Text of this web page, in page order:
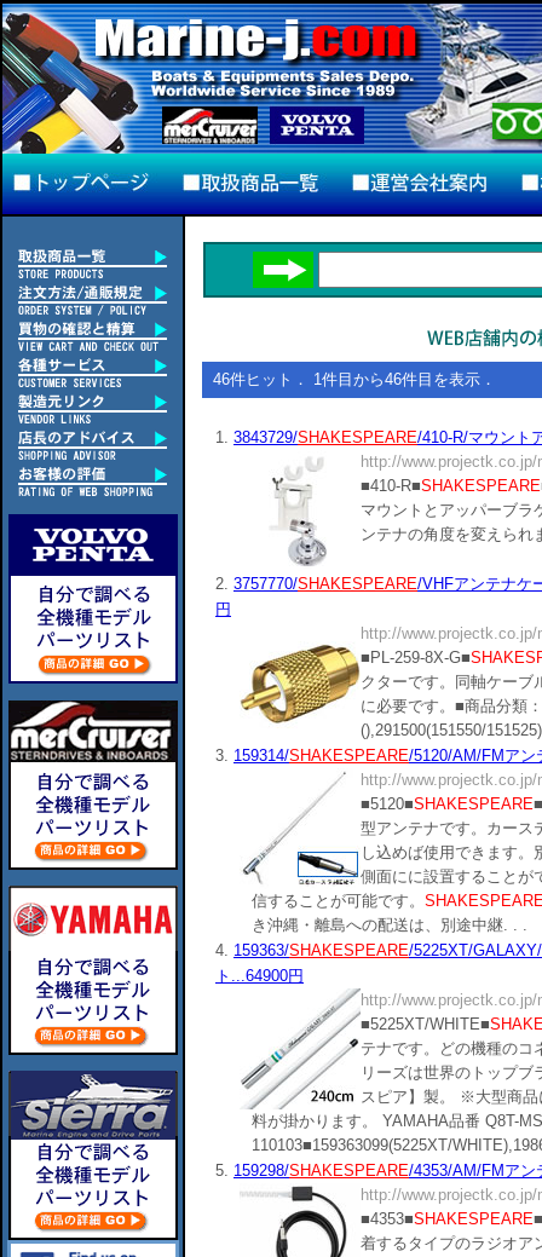
46件ヒット． 1件目から46件目を表示．
1. 3843729/SHAKESPEARE/410-R/マウント
http://
■410-R■SHAKESPEARE
マウントとアッパーブラ
ンテナの角度を変えら
2. 3757770/SHAKESPEARE/VHFアンテナケ
円
http://
■PL-259-8X-G■
クターです。同軸ケーブ
に必要です。■商品分類
(),291500(151550/
3. 159314/SHAKESPEARE/5120/AM/FMアン
http://
■5120■SHAKESPEARE
型アンテナです。カース
し込めば使用できます
側面にに設置することが
信することが可能です。
き沖縄・離島への配送は、別途中継. . .
4. 159363/SHAKESPEARE/5225XT/
ト...64900円
http://
■5225XT/WHITE■
テナです。どの機種のコ
リーズは世界のトップブ
スピア】製。 ※大型商品
料が掛かります。 YAMAHA品番 Q8T-
110103■159363099(5225XT/
5. 159298/SHAKESPEARE/4353/AM/FMアン
http://
■4353■SHAKESPEARE
着するタイプのラジオア